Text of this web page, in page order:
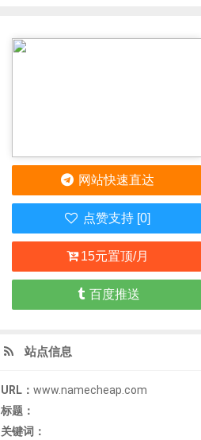
网站快速直达
点赞支持 [0]
15元置顶/月
百度推送
站点信息
URL： www.namecheap.com
标题：
关键词：